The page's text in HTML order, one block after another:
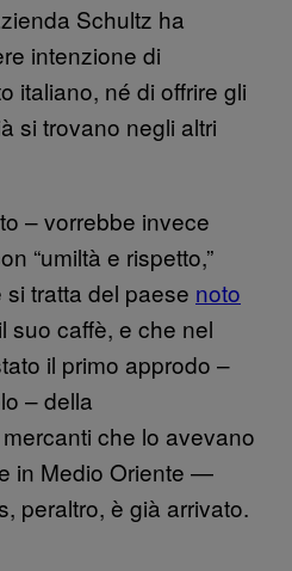
Schultz ha
intenzione di
italiano, né di offrire gli
si trovano negli altri
– vorrebbe invece
“umiltà e rispetto,”
tratta del paese noto
suo caffè, e che nel
il primo approdo –
– della
che lo avevano
in Medio Oriente —
peraltro, è già arrivato.